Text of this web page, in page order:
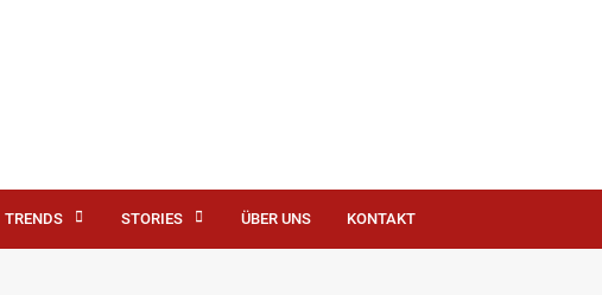
TRENDS STORIES ÜBER UNS KONTAKT